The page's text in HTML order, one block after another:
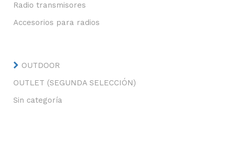
Radio transmisores
Accesorios para radios
OUTDOOR
OUTLET (SEGUNDA SELECCIÓN)
Sin categoría